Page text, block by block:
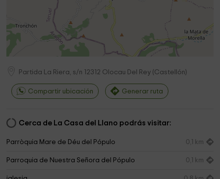
Partida La Riera, s/n 12312 Olocau Del Rey (Castellón)
Compartir ubicación Generar ruta
Cerca de La Casa del Llano podrás visitar:
Parròquia Mare de Déu del Pópulo 0,1 km
Parroquia de Nuestra Señora del Pópulo 0,1 km